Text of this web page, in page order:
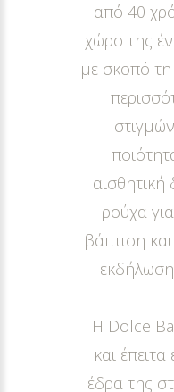
από 40
χώρο της
με σκοπό τη
αισθητική
ρούχα
βάπτιση
Η Dolce
και
έδρα της